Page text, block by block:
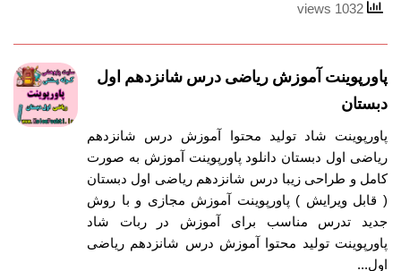
پاورپوینت آموزش ریاضی درس شانزدهم اول
دبستان
پاورپوینت شاد تولید محتوا آموزش درس شانزدهم
ریاضی اول دبستان دانلود پاورپوینت آموزش به صورت
کامل و طراحی زیبا درس شانزدهم ریاضی اول دبستان
( قابل ویرایش ) پاورپوینت آموزش مجازی و با روش
جدید تدرس مناسب برای آموزش در ربات شاد
پاورپوینت تولید محتوا آموزش درس شانزدهم ریاضی
اول...